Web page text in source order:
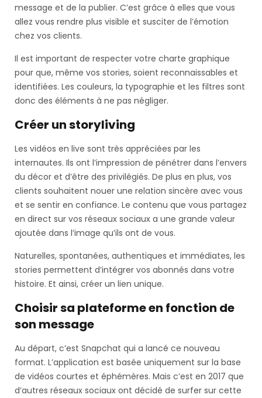
message et de la publier. C’est grâce à elles que vous
allez vous rendre plus visible et susciter de l’émotion
chez vos clients.
Il est important de respecter votre charte graphique
pour que, même vos stories, soient reconnaissables et
identifiées. Les couleurs, la typographie et les filtres sont
donc des éléments à ne pas négliger.
Créer un storyliving
Les vidéos en live sont très appréciées par les
internautes. Ils ont l’impression de pénétrer dans l’envers
du décor et d’être des privilégiés. De plus en plus, vos
clients souhaitent nouer une relation sincère avec vous
et se sentir en confiance. Le contenu que vous partagez
en direct sur vos réseaux sociaux a une grande valeur
ajoutée dans l’image qu’ils ont de vous.
Naturelles, spontanées, authentiques et immédiates, les
stories permettent d’intégrer vos abonnés dans votre
histoire. Et ainsi, créer un lien unique.
Choisir sa plateforme en fonction de
son message
Au départ, c’est Snapchat qui a lancé ce nouveau
format. L’application est basée uniquement sur la base
de vidéos courtes et éphémères. Mais c’est en 2017 que
d’autres réseaux sociaux ont décidé de surfer sur cette